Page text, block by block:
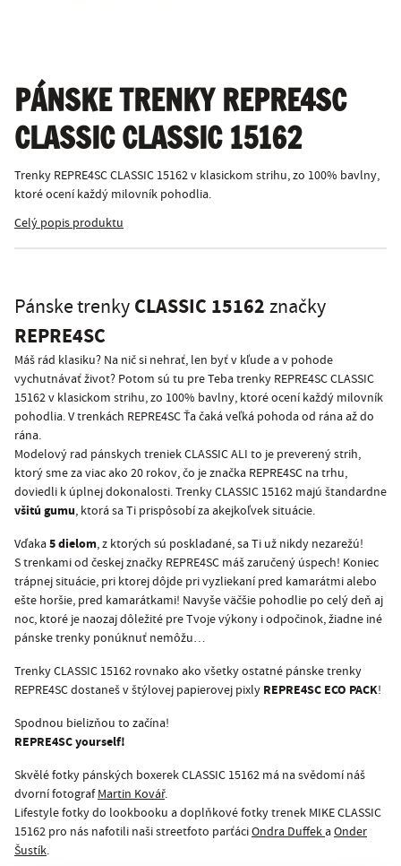
PÁNSKE TRENKY REPRE4SC
CLASSIC CLASSIC 15162
Trenky REPRE4SC CLASSIC 15162 v klasickom strihu, zo 100% bavlny,
ktoré ocení každý milovník pohodlia.
Celý popis produktu
Pánske trenky CLASSIC 15162 značky
REPRE4SC
Máš rád klasiku? Na nič si nehrať, len byť v kľude a v pohode
vychutnávať život? Potom sú tu pre Teba trenky REPRE4SC CLASSIC
15162 v klasickom strihu, zo 100% bavlny, ktoré ocení každý milovník
pohodlia. V trenkách REPRE4SC Ťa čaká veľká pohoda od rána až do
rána.
Modelový rad pánskych treniek CLASSIC ALI to je preverený strih,
ktorý sme za viac ako 20 rokov, čo je značka REPRE4SC na trhu,
doviedli k úplnej dokonalosti. Trenky CLASSIC 15162 majú štandardne
všitú gumu, ktorá sa Ti prispôsobí za akejkoľvek situácie.
Vďaka5 dielom, z ktorých sú poskladané, sa Ti už nikdy nezarežú!
S trenkami od českej značky REPRE4SC máš zaručený úspech! Koniec
trápnej situácie, pri ktorej dôjde pri vyzliekaní pred kamarátmi alebo
ešte horšie, pred kamarátkami! Navyše väčšie pohodlie po celý deň aj
noc, ktoré je naozaj dôležité pre Tvoje výkony i odpočinok, žiadne iné
pánske trenky ponúknuť nemôžu…
Trenky CLASSIC 15162 rovnako ako všetky ostatné pánske trenky
REPRE4SC dostaneš v štýlovej papierovej pixly REPRE4SC ECO PACK!
Spodnou bielizňou to začína!
REPRE4SC yourself!
Skvělé fotky pánských boxerek CLASSIC 15162 má na svědomí náš
dvorní fotografMartin Kovář.
Lifestyle fotky do lookbooku a doplňkové fotky trenek MIKE CLASSIC
15162 pro nás nafotili naši streetfoto parťáciOndra Duffek aOnder
Šustík.